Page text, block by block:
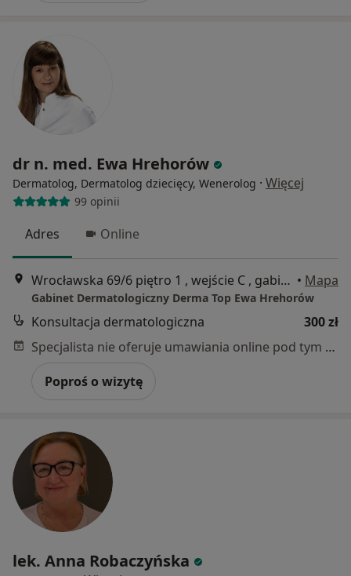
dr n. med. Ewa Hrehorów
Dermatolog, Dermatolog dziecięcy, Wenerolog · Więcej
99 opinii
Adres Online
Wrocławska 69/6 piętro 1 , wejście C , gabinet nr 10, Kiełczów • Mapa
Gabinet Dermatologiczny Derma Top Ewa Hrehorów
Konsultacja dermatologiczna
300 zł
Specjalista nie oferuje umawiania online pod tym adresem.
Poproś o wizytę
lek. Anna Robaczyńska